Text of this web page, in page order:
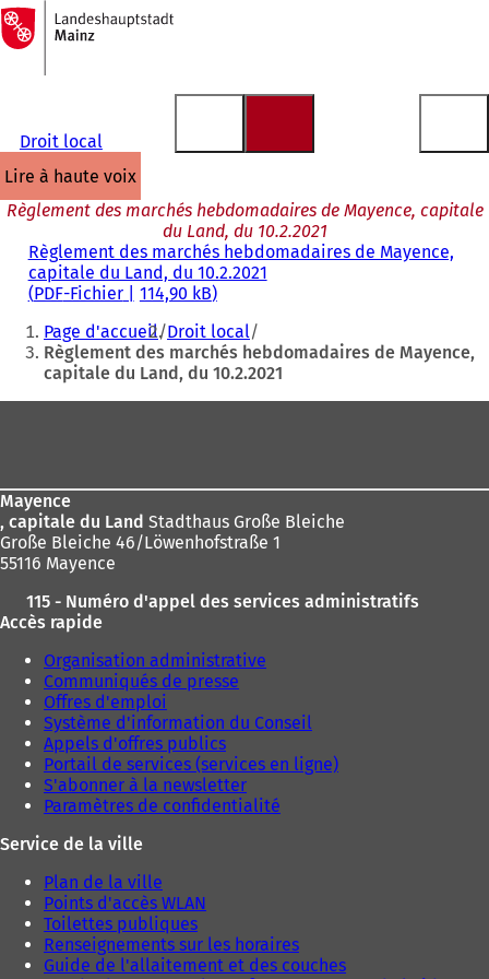
Accéder au contenu
Vers
la
page
d'accueil
Droit local
lire à haute voix
Règlement des marchés hebdomadaires de Mayence, capitale
du Land, du 10.2.2021
Règlement des marchés hebdomadaires de Mayence,
capitale du Land, du 10.2.2021
PDF-Fichier 114,90 kB
Vous
êtes
:
Page d'accueil Droit local
Règlement des marchés hebdomadaires de Mayence,
capitale du Land, du 10.2.2021
Mayence
, capitale du Land Stadthaus Große Bleiche
Große Bleiche 46/Löwenhofstraße 1
55116 Mayence
115 - Numéro d'appel des services administratifs
Accès rapide
Organisation administrative
Communiqués de presse
Offres d'emploi
Système d'information du Conseil
Appels d'offres publics
Portail de services (services en ligne)
S'abonner à la newsletter
Paramètres de confidentialité
Service de la ville
Plan de la ville
Points d'accès WLAN
Toilettes publiques
Renseignements sur les horaires
Guide de l'allaitement et des couches